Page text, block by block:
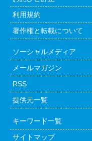
利用規約
著作権と転載について
ソーシャルメディア
メールマガジン
RSS
提供元一覧
キーワード一覧
サイトマップ